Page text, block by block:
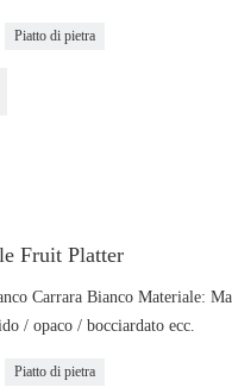
Piatto di pietra
Fruit Platter
Carrara Bianco Materiale:
/ opaco / bocciardato ecc.
Piatto di pietra